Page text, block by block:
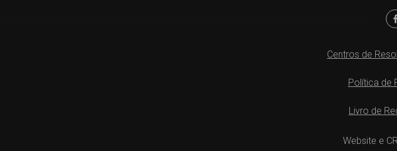
Centros de
Política de
Livro de
Website e